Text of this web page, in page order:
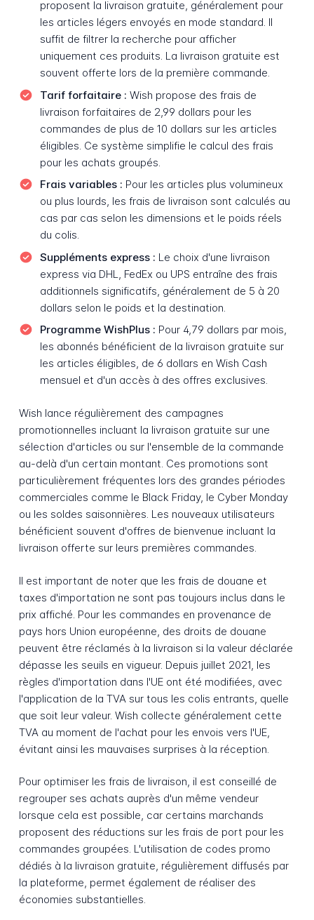
proposent la livraison gratuite, généralement pour
les articles légers envoyés en mode standard. Il
suffit de filtrer la recherche pour afficher
uniquement ces produits. La livraison gratuite est
souvent offerte lors de la première commande.
Tarif forfaitaire : Wish propose des frais de
livraison forfaitaires de 2,99 dollars pour les
commandes de plus de 10 dollars sur les articles
éligibles. Ce système simplifie le calcul des frais
pour les achats groupés.
Frais variables : Pour les articles plus volumineux
ou plus lourds, les frais de livraison sont calculés au
cas par cas selon les dimensions et le poids réels
du colis.
Suppléments express : Le choix d'une livraison
express via DHL, FedEx ou UPS entraîne des frais
additionnels significatifs, généralement de 5 à 20
dollars selon le poids et la destination.
Programme WishPlus : Pour 4,79 dollars par mois,
les abonnés bénéficient de la livraison gratuite sur
les articles éligibles, de 6 dollars en Wish Cash
mensuel et d'un accès à des offres exclusives.
Wish lance régulièrement des campagnes
promotionnelles incluant la livraison gratuite sur une
sélection d'articles ou sur l'ensemble de la commande
au-delà d'un certain montant. Ces promotions sont
particulièrement fréquentes lors des grandes périodes
commerciales comme le Black Friday, le Cyber Monday
ou les soldes saisonnières. Les nouveaux utilisateurs
bénéficient souvent d'offres de bienvenue incluant la
livraison offerte sur leurs premières commandes.
Il est important de noter que les frais de douane et
taxes d'importation ne sont pas toujours inclus dans le
prix affiché. Pour les commandes en provenance de
pays hors Union européenne, des droits de douane
peuvent être réclamés à la livraison si la valeur déclarée
dépasse les seuils en vigueur. Depuis juillet 2021, les
règles d'importation dans l'UE ont été modifiées, avec
l'application de la TVA sur tous les colis entrants, quelle
que soit leur valeur. Wish collecte généralement cette
TVA au moment de l'achat pour les envois vers l'UE,
évitant ainsi les mauvaises surprises à la réception.
Pour optimiser les frais de livraison, il est conseillé de
regrouper ses achats auprès d'un même vendeur
lorsque cela est possible, car certains marchands
proposent des réductions sur les frais de port pour les
commandes groupées. L'utilisation de codes promo
dédiés à la livraison gratuite, régulièrement diffusés par
la plateforme, permet également de réaliser des
économies substantielles.